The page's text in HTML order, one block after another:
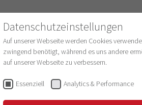
Research Structure &
Datenschutzeinstellungen
Auf unserer Webseite werden Cookies
zwingend benötigt, während es uns andere
auf unserer Webseite zu verbessern.
Essenziell Analytics & Performance